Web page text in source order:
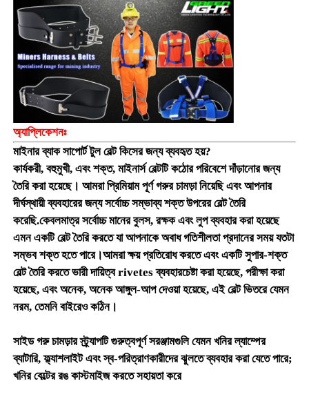
পুনরায় চার্জযোগ্য খনির ক্যাপ ল্যাম্প
ভূগর্ভস্থ বেতার ক্যাপ ল্যাম্প
কয়লা খনির আলো
মাইনার্স হেড ল্যাম্প
খনির হার্ড হ্যাট লাইট
বিস্ফোরণ প্রতিরোধী ফ্ল্যাশলাইট
শিল্প এলইডি স্ট্রিপ লাইট
চার্জার র্যাক
অ্যাপ্লিকেশনঃ
মাইনার ব্যাক সাপোর্ট টুল বেল্ট কিসের জন্য ব্যবহৃত হয়?
কার্যকরী, বহুমুখী, এবং শক্ত, মাইনার্স বেল্টটি কঠোর পরিবেশে দাঁড়ানোর জন্য
তৈরি করা হয়েছে। আমরা প্রিমিয়াম পূর্ণ গরুর চামড়া নিয়েছি এবং আপনার
দীর্ঘস্থায়ী ব্যবহারের জন্য সর্বোচ্চ সম্ভাব্য শক্ত উপরের বেল্ট তৈরি
করেছি.কেবলমাত্র সর্বোচ্চ মানের বুলস, রক্ষক এবং লুপ ব্যবহার করা হয়েছে
এমন একটি বেল্ট তৈরি করতে যা আপনাকে অবাধ গতিশীলতা প্রদানের সময় যতটা
সম্ভব শক্ত হতে পারে।আমরা ক্ষয় প্রতিরোধ করতে এবং একটি সুপার-শক্ত
বেল্ট তৈরি করতে ভারী দায়িত্ব rivetes ব্যবহারচেষ্টা করা হয়েছে, পরীক্ষা করা
হয়েছে, এবং অনেক, অনেক আঙ্গুল-আপ দেওয়া হয়েছে, এই বেল্ট ভিতরে যেমন
নরম, তেমনি বাইরেও কঠিন।
সাইড গরু চামড়ার স্ট্র্যাপটি গুরুত্বপূর্ণ সরঞ্জামগুলি যেমন খনির ল্যাম্পের
ব্যাটারি, ফ্ল্যাশলাইট এবং স্ব-পরিত্রাণকারীদের ঝুলতে ব্যবহার করা যেতে পারে;
খনির বেল্টের রঙ কাস্টমাইজ করতে সহায়তা করে